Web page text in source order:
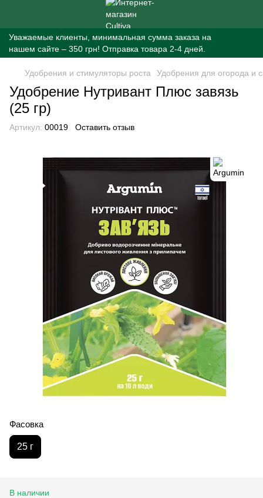
Уважаемые клиенты, минимальная сумма заказа на
нашем сайте – 350 грн! Отправка товара 2-4 дней.
Удобрения и стимуляторы роста Удобрения для огорода и
Удобрение Нутривант Плюс завязь
(25 гр)
Артикул: 00019 Оставить отзыв
Фасовка
25 г
В наличии